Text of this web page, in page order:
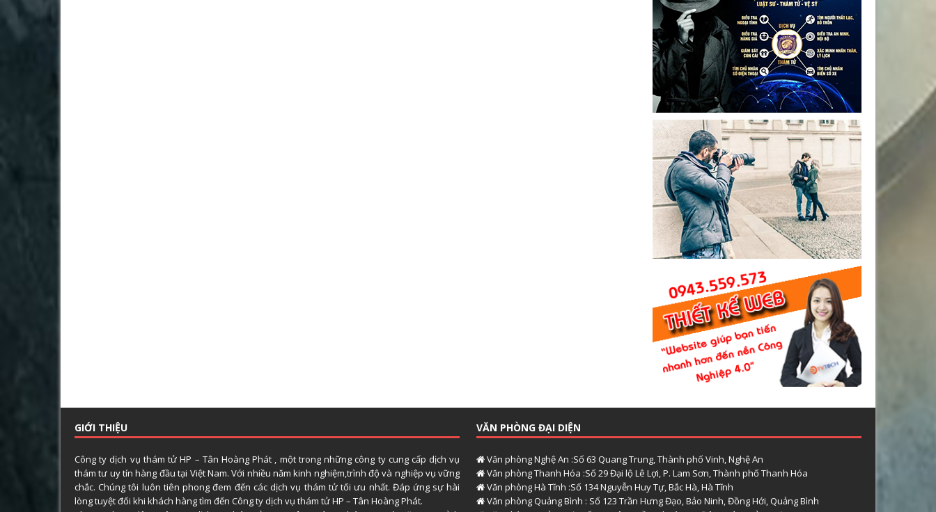
GIỚI THIỆU
Công ty dịch vụ thám tử HP – Tân Hoàng Phát , một trong những công ty cung cấp dịch vụ
thám tư uy tín hàng đầu tại Việt Nam. Với nhiều năm kinh nghiệm,trình độ và nghiệp vụ vững
chắc. Chúng tôi luôn tiên phong đem đến các dịch vụ thám tử tối ưu nhất. Đáp ứng sự hài
lòng tuyệt đối khi khách hàng tìm đến Công ty dịch vụ thám tử HP – Tân Hoàng Phát.
VĂN PHÒNG ĐẠI DIỆN
Văn phòng Nghệ An :Số 63 Quang Trung, Thành phố Vinh, Nghệ An
Văn phòng Thanh Hóa :Số 29 Đại lộ Lê Lợi, P. Lam Sơn, Thành phố Thanh Hóa
Văn phòng Hà Tĩnh :Số 134 Nguyễn Huy Tự, Bắc Hà, Hà Tĩnh
Văn phòng Quảng Bình : Số 123 Trần Hưng Đạo, Bảo Ninh, Đồng Hới, Quảng Bình